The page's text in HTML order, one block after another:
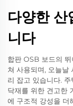
다양한 산
니다
합판 OSB 보드의
쳐 사용되며, 오늘날
리 잡고 있습니다.
닥재를 위한 견고한
에 구조적 강성을 더